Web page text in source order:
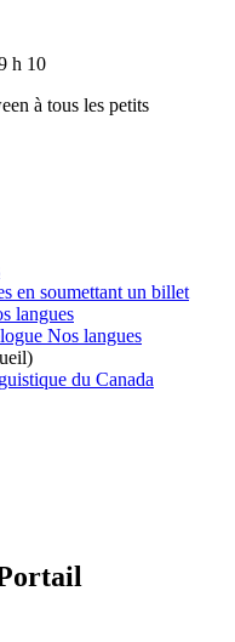
h 10
à tous les petits
en soumettant un billet
langues
Nos langues
du Canada